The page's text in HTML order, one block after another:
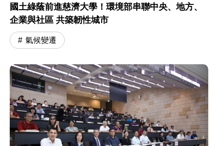
國土綠蔭前進慈濟大學！環境部串聯中央、地方、
企業與社區 共築韌性城市
氣候變遷